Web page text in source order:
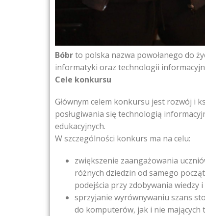
Bóbrto polska nazwa powołanego do
informatyki oraz technologii
Cele konkursu
Głównym celem konkursu jest rozwój i
posługiwania się technologią
edukacyjnych.
W szczególności konkurs ma na celu:
zwiększenie zaangażowania
różnych dziedzin od samego
podejścia przy zdobywania wiedzy
sprzyjanie wyrównywaniu szans
do komputerów, jak i nie mających